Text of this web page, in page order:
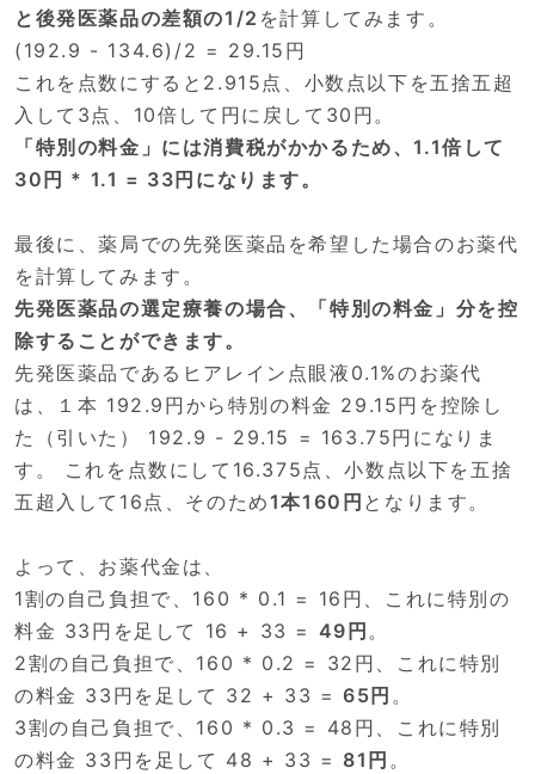
と後発医薬品の差額の1/2 を計算してみます。
(192.9 - 134.6)/2 = 29.15円
これを点数にすると2.915点、小数点以下を五捨五超
入して3点、10倍して円に戻して30円。
「特別の料金」には消費税がかかるため、1.1倍して
30円 * 1.1 = 33円になります。
最後に、薬局での先発医薬品を希望した場合のお薬代
を計算してみます。
先発医薬品の選定療養の場合、「特別の料金」分を控
除することができます。
先発医薬品であるヒアレイン点眼液0.1%のお薬代
は、１本 192.9円から特別の料金 29.15円を控除し
た（引いた） 192.9 - 29.15 = 163.75円になりま
す。 これを点数にして16.375点、小数点以下を五捨
五超入して16点、そのため1本160円 となります。
よって、お薬代金は、
1割の自己負担で、160 * 0.1 = 16円、これに特別の
料金 33円を足して 16 + 33 = 49円 。
2割の自己負担で、160 * 0.2 = 32円、これに特別
の料金 33円を足して 32 + 33 =65円 。
3割の自己負担で、160 * 0.3 = 48円、これに特別
の料金 33円を足して 48 + 33 = 81円 。